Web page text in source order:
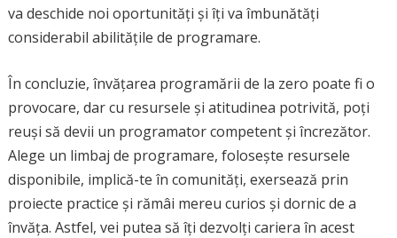
va deschide noi oportunități și îți va îmbunătăți
considerabil abilitățile de programare.
În concluzie, învățarea programării de la zero poate fi o
provocare, dar cu resursele și atitudinea potrivită, poți
reuși să devii un programator competent și încrezător.
Alege un limbaj de programare, folosește resursele
disponibile, implică-te în comunități, exersează prin
proiecte practice și rămâi mereu curios și dornic de a
învăța. Astfel, vei putea să îți dezvolți cariera în acest